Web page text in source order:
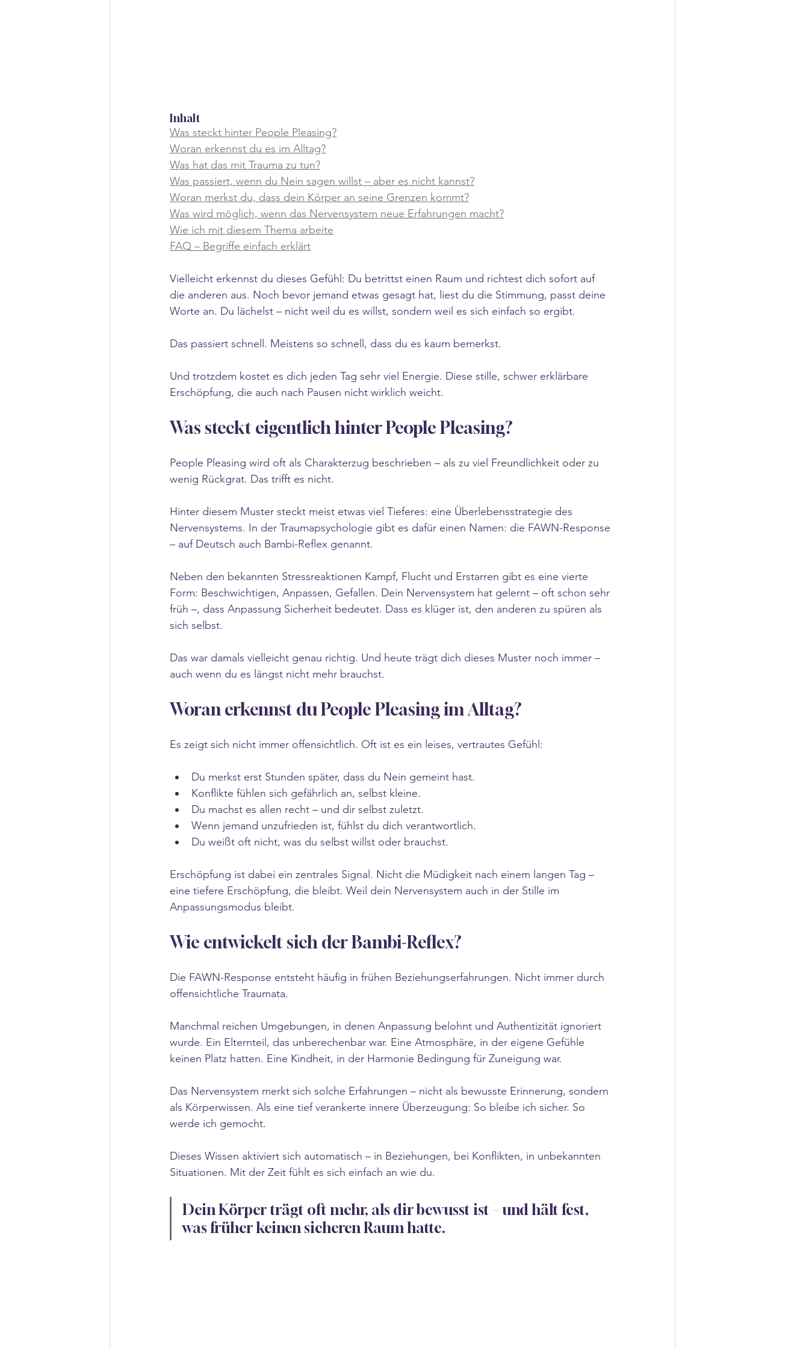
Inhalt
Was steckt hinter People Pleasing?
Woran erkennst du es im Alltag?
Was hat das mit Trauma zu tun?
Was passiert, wenn du Nein sagen willst – aber es nicht kannst?
Woran merkst du, dass dein Körper an seine Grenzen kommt?
Was wird möglich, wenn das Nervensystem neue Erfahrungen macht?
Wie ich mit diesem Thema arbeite
FAQ – Begriffe einfach erklärt
Vielleicht erkennst du dieses Gefühl: Du betrittst einen Raum und richtest dich sofort auf
die anderen aus. Noch bevor jemand etwas gesagt hat, liest du die Stimmung, passt deine
Worte an. Du lächelst – nicht weil du es willst, sondern weil es sich einfach so ergibt.
Das passiert schnell. Meistens so schnell, dass du es kaum bemerkst.
Und trotzdem kostet es dich jeden Tag sehr viel Energie. Diese stille, schwer erklärbare
Erschöpfung, die auch nach Pausen nicht wirklich weicht.
Was steckt eigentlich hinter People Pleasing?
People Pleasing wird oft als Charakterzug beschrieben – als zu viel Freundlichkeit oder zu
wenig Rückgrat. Das trifft es nicht.
Hinter diesem Muster steckt meist etwas viel Tieferes: eine Überlebensstrategie des
Nervensystems. In der Traumapsychologie gibt es dafür einen Namen: die FAWN-Response
– auf Deutsch auch Bambi-Reflex genannt.
Neben den bekannten Stressreaktionen Kampf, Flucht und Erstarren gibt es eine vierte
Form: Beschwichtigen, Anpassen, Gefallen. Dein Nervensystem hat gelernt – oft schon sehr
früh –, dass Anpassung Sicherheit bedeutet. Dass es klüger ist, den anderen zu spüren als
sich selbst.
Das war damals vielleicht genau richtig. Und heute trägt dich dieses Muster noch immer –
auch wenn du es längst nicht mehr brauchst.
Woran erkennst du People Pleasing im Alltag?
Es zeigt sich nicht immer offensichtlich. Oft ist es ein leises, vertrautes Gefühl:
Du merkst erst Stunden später, dass du Nein gemeint hast.
Konflikte fühlen sich gefährlich an, selbst kleine.
Du machst es allen recht – und dir selbst zuletzt.
Wenn jemand unzufrieden ist, fühlst du dich verantwortlich.
Du weißt oft nicht, was du selbst willst oder brauchst.
Erschöpfung ist dabei ein zentrales Signal. Nicht die Müdigkeit nach einem langen Tag –
eine tiefere Erschöpfung, die bleibt. Weil dein Nervensystem auch in der Stille im
Anpassungsmodus bleibt.
Wie entwickelt sich der Bambi-Reflex?
Die FAWN-Response entsteht häufig in frühen Beziehungserfahrungen. Nicht immer durch
offensichtliche Traumata.
Manchmal reichen Umgebungen, in denen Anpassung belohnt und Authentizität ignoriert
wurde. Ein Elternteil, das unberechenbar war. Eine Atmosphäre, in der eigene Gefühle
keinen Platz hatten. Eine Kindheit, in der Harmonie Bedingung für Zuneigung war.
Das Nervensystem merkt sich solche Erfahrungen – nicht als bewusste Erinnerung, sondern
als Körperwissen. Als eine tief verankerte innere Überzeugung: So bleibe ich sicher. So
werde ich gemocht.
Dieses Wissen aktiviert sich automatisch – in Beziehungen, bei Konflikten, in unbekannten
Situationen. Mit der Zeit fühlt es sich einfach an wie du.
Dein Körper trägt oft mehr, als dir bewusst ist – und hält fest,
was früher keinen sicheren Raum hatte.